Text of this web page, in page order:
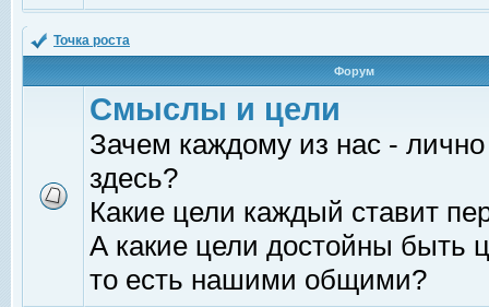
Точка роста
Форум
Смыслы и цели
Зачем каждому из нас -
здесь?
Какие цели каждый ставит
А какие цели достойны быть
то есть нашими общими?